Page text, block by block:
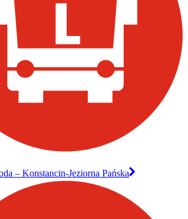
– Konstancin-Jeziorna Pańska